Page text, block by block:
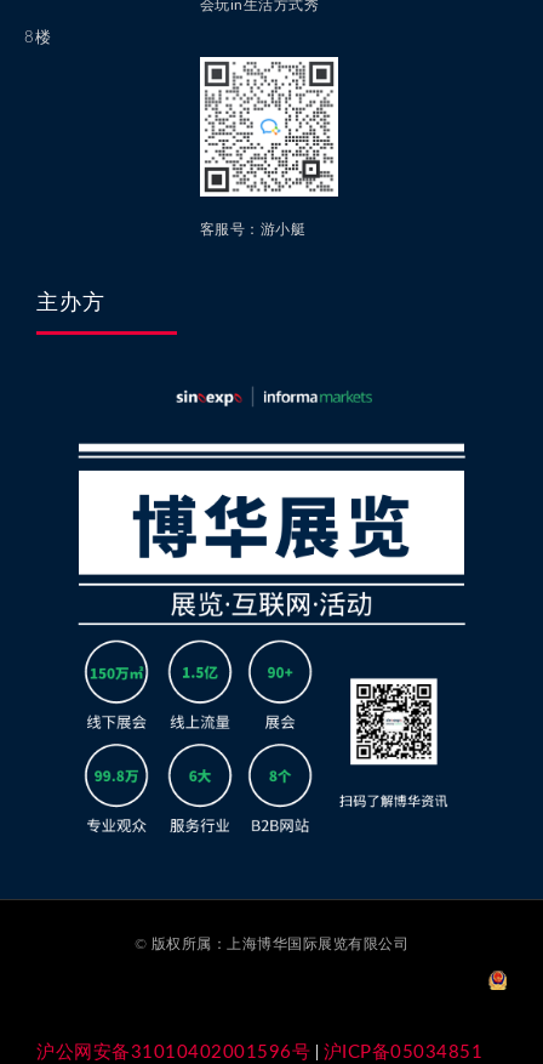
8楼
会玩in生活方式秀
客服号：游小艇
主办方
© 版权所属：上海博华国际展览有限公司
沪公网安备31010402001596号 沪ICP备05034851